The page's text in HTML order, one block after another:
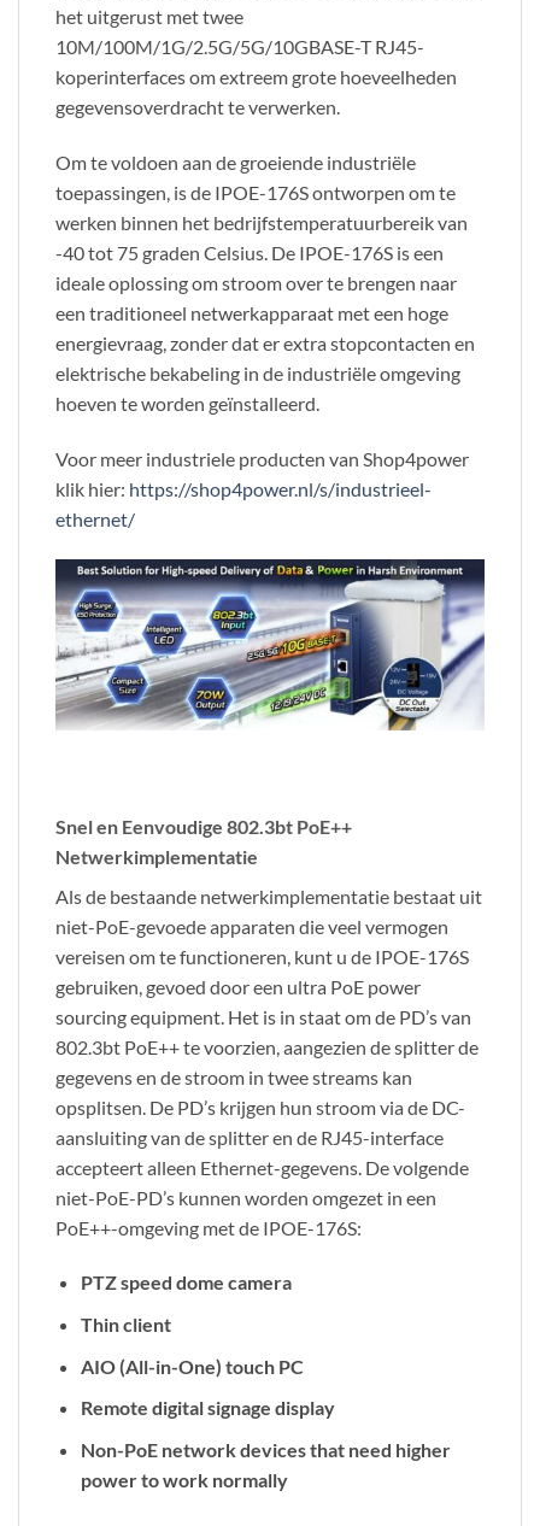
het uitgerust met twee
10M/100M/1G/2.5G/5G/10GBASE-T RJ45-
koperinterfaces om extreem grote hoeveelheden
gegevensoverdracht te verwerken.
Om te voldoen aan de groeiende industriële
toepassingen, is de IPOE-176S ontworpen om te
werken binnen het bedrijfstemperatuurbereik van
-40 tot 75 graden Celsius. De IPOE-176S is een
ideale oplossing om stroom over te brengen naar
een traditioneel netwerkapparaat met een hoge
energievraag, zonder dat er extra stopcontacten en
elektrische bekabeling in de industriële omgeving
hoeven te worden geïnstalleerd.
Voor meer industriele producten van Shop4power
klik hier: https://shop4power.nl/s/industrieel-
ethernet/
Snel en Eenvoudige 802.3bt PoE++
Netwerkimplementatie
Als de bestaande netwerkimplementatie bestaat uit
niet-PoE-gevoede apparaten die veel vermogen
vereisen om te functioneren, kunt u de IPOE-176S
gebruiken, gevoed door een ultra PoE power
sourcing equipment. Het is in staat om de PD’s van
802.3bt PoE++ te voorzien, aangezien de splitter de
gegevens en de stroom in twee streams kan
opsplitsen. De PD’s krijgen hun stroom via de DC-
aansluiting van de splitter en de RJ45-interface
accepteert alleen Ethernet-gegevens. De volgende
niet-PoE-PD’s kunnen worden omgezet in een
PoE++-omgeving met de IPOE-176S:
PTZ speed dome camera
Thin client
AIO (All-in-One) touch PC
Remote digital signage display
Non-PoE network devices that need higher
power to work normally